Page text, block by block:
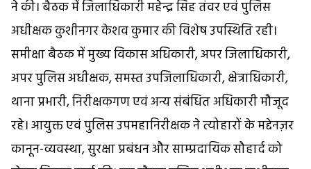
ने की। बैठक में जिलाधिकारी महेन्द्र सिंह तंवर एवं पुलिस
अधीक्षक कुशीनगर केशव कुमार की विशेष उपस्थिति रही।
समीक्षा बैठक में मुख्य विकास अधिकारी, अपर जिलाधिकारी,
अपर पुलिस अधीक्षक, समस्त उपजिलाधिकारी, क्षेत्राधिकारी,
थाना प्रभारी, निरीक्षकगण एवं अन्य संबंधित अधिकारी मौजूद
रहे। आयुक्त एवं पुलिस उपमहानिरीक्षक ने त्योहारों के मद्देनज़र
कानून-व्यवस्था, सुरक्षा प्रबंधन और साम्प्रदायिक सौहार्द को